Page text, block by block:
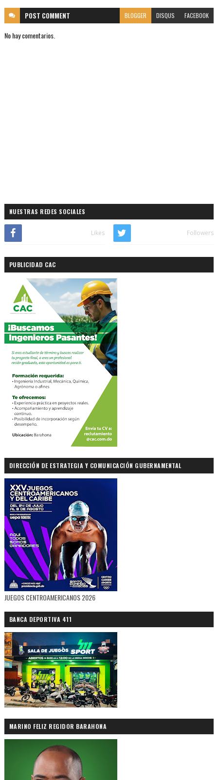
POST COMMENT BLOGGER DISQUS FACEBOOK
No hay comentarios.
NUESTRAS REDES SOCIALES
Likes Followers
PUBLICIDAD CAC
DIRECCIÓN DE ESTRATEGIA Y COMUNICACIÓN GUBERNAMENTAL
JUEGOS CENTROAMERICANOS 2026
BANCA DEPORTIVA 411
MARINO FELIZ REGIDOR BARAHONA